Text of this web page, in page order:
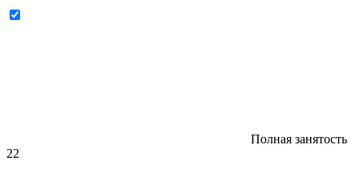
Полная занятость
22